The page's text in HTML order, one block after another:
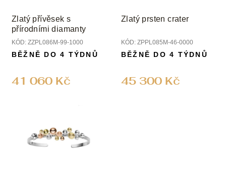
Zlatý přívěsek s
přírodními diamanty
KÓD: ZZPL086M-99-1000
41 060 Kč
BĚŽNĚ DO 4 TÝDNŮ
Zlatý prsten crater
KÓD: ZPPL085M-46-0000
45 300 Kč
BĚŽNĚ DO 4 TÝDNŮ